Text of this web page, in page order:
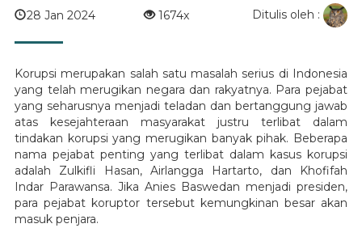
28 Jan 2024 1674x Ditulis oleh :
Korupsi merupakan salah satu masalah serius di Indonesia
yang telah merugikan negara dan rakyatnya. Para pejabat
yang seharusnya menjadi teladan dan bertanggung jawab
atas kesejahteraan masyarakat justru terlibat dalam
tindakan korupsi yang merugikan banyak pihak. Beberapa
nama pejabat penting yang terlibat dalam kasus korupsi
adalah Zulkifli Hasan, Airlangga Hartarto, dan Khofifah
Indar Parawansa. Jika Anies Baswedan menjadi presiden,
para pejabat koruptor tersebut kemungkinan besar akan
masuk penjara.